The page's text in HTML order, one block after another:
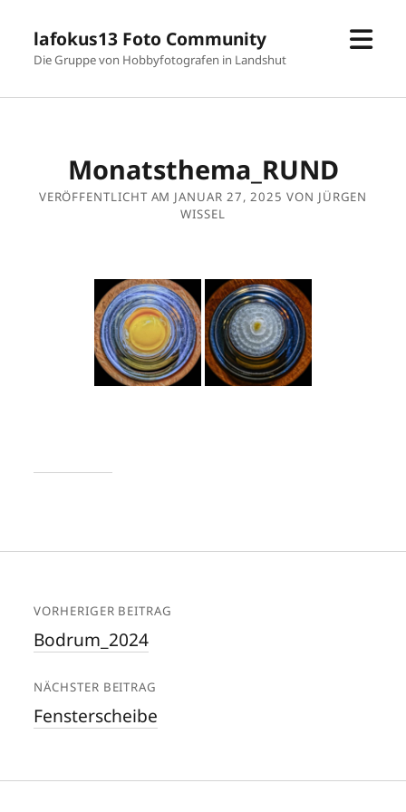
lafokus13 Foto Community
Die Gruppe von Hobbyfotografen in Landshut
Monatsthema_RUND
VERÖFFENTLICHT AM JANUAR 27, 2025 VON JÜRGEN
WISSEL
VORHERIGER BEITRAG
Bodrum_2024
NÄCHSTER BEITRAG
Fensterscheibe